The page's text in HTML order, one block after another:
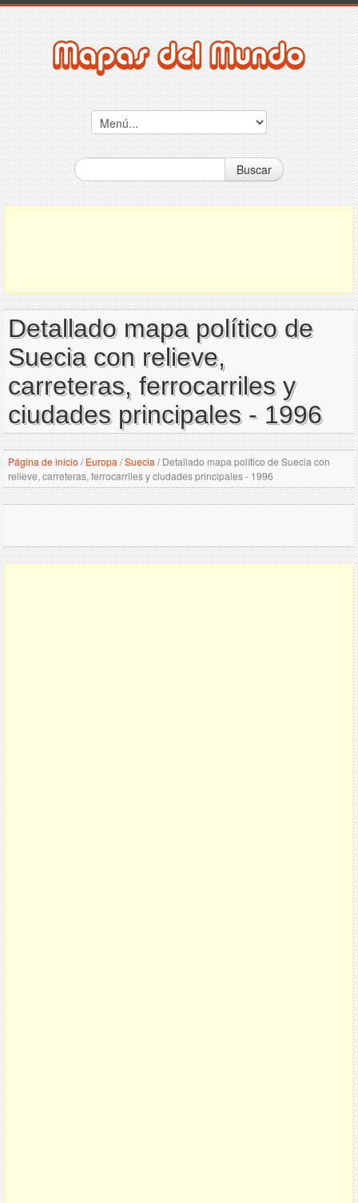
Buscar
Detallado mapa político de
Suecia con relieve,
carreteras, ferrocarriles y
ciudades principales - 1996
Página de inicio / Europa /Suecia /Detallado mapa político de Suecia con
relieve, carreteras, ferrocarriles y ciudades principales - 1996